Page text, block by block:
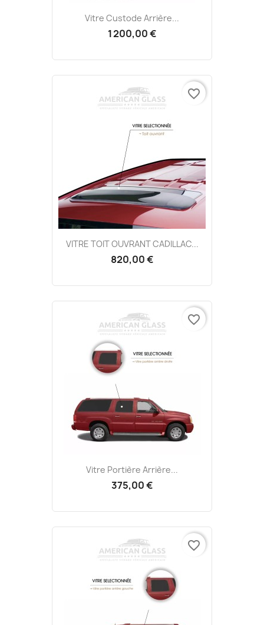
Vitre Custode Arrière...
1 200,00 €
VITRE TOIT OUVRANT CADILLAC...
820,00 €
favorite_border
Vitre Portière Arrière...
375,00 €
favorite_border
favorite_border